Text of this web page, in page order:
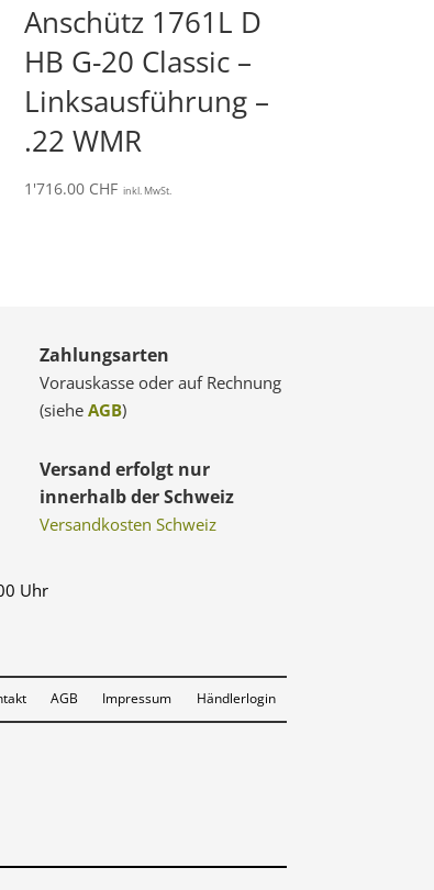
Anschütz 1761L D
HB G-20 Classic –
Linksausführung –
.22 WMR
1'716.00 CHF inkl. MwSt.
Zahlungsarten
Vorauskasse oder auf Rechnung
(sieheAGB)
Versand erfolgt nur
innerhalb der Schweiz
Versandkosten Schweiz
Uhr
AGB Impressum Händlerlogin